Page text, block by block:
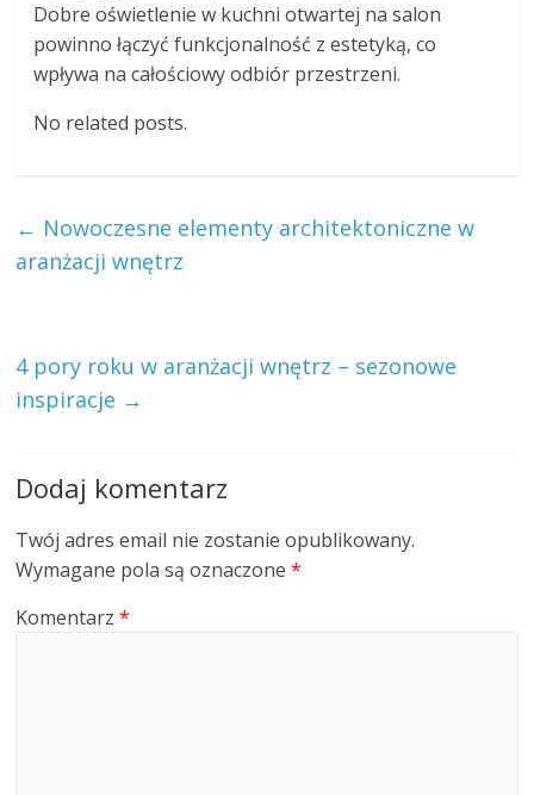
Dobre oświetlenie w kuchni otwartej na salon
powinno łączyć funkcjonalność z estetyką, co
wpływa na całościowy odbiór przestrzeni.
No related posts.
← Nowoczesne elementy architektoniczne w
aranżacji wnętrz
4 pory roku w aranżacji wnętrz – sezonowe
inspiracje →
Dodaj komentarz
Twój adres email nie zostanie opublikowany.
Wymagane pola są oznaczone*
Komentarz*